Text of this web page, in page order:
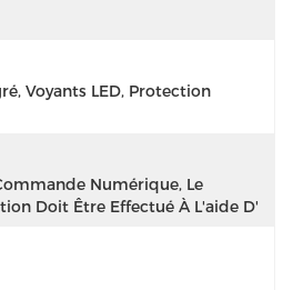
Voyants LED, Protection
Numérique, Le
Doit Être Effectué À L'aide D'